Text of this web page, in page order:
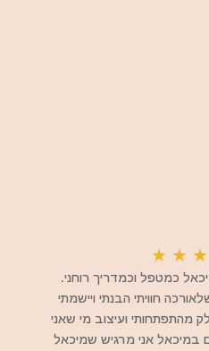
★
★
★
במיכאל כמטפל וכמדריך רוחני.
חוויתי הבנתי ויישמתי
מהתפתחותי ועיצוב מי שאני
במיכאל אני מרגיש שמיכאל